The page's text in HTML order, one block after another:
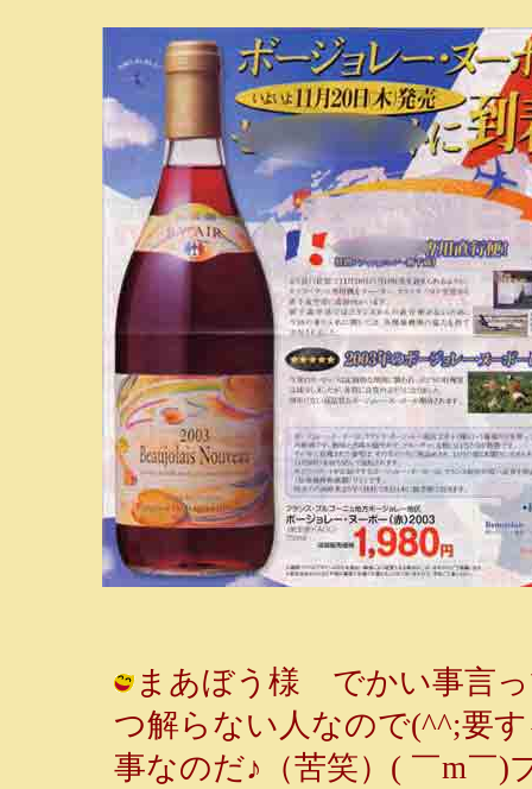
まあぼう様 でかい事言っ
つ解らない人なので(^^;要
事なのだ♪（苦笑）( ￣m￣)